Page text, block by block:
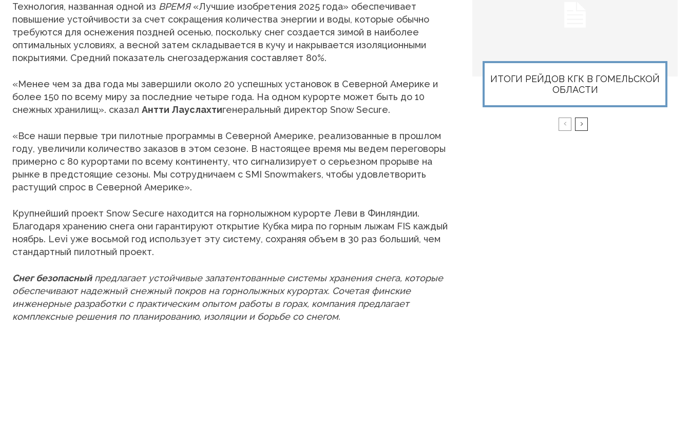
Технология, названная одной из ВРЕМЯ«Лучшие изобретения 2025 года» обеспечивает
повышение устойчивости за счет сокращения количества энергии и воды, которые обычно
требуются для оснежения поздней осенью, поскольку снег создается зимой в наиболее
оптимальных условиях, а весной затем складывается в кучу и накрывается изоляционными
покрытиями. Средний показатель снегозадержания составляет 80%.
«Менее чем за два года мы завершили около 20 успешных установок в Северной Америке и
более 150 по всему миру за последние четыре года. На одном курорте может быть до 10
снежных хранилищ». сказал Антти Лауслахтигенеральный директор Snow Secure.
«Все наши первые три пилотные программы в Северной Америке, реализованные в прошлом
году, увеличили количество заказов в этом сезоне. В настоящее время мы ведем переговоры
примерно с 80 курортами по всему континенту, что сигнализирует о серьезном прорыве на
рынке в предстоящие сезоны. Мы сотрудничаем с SMI Snowmakers, чтобы удовлетворить
растущий спрос в Северной Америке».
Крупнейший проект Snow Secure находится на горнолыжном курорте Леви в Финляндии.
Благодаря хранению снега они гарантируют открытие Кубка мира по горным лыжам FIS каждый
ноябрь. Levi уже восьмой год использует эту систему, сохраняя объем в 30 раз больший, чем
стандартный пилотный проект.
Снег безопасныйпредлагает устойчивые запатентованные системы хранения снега, которые
обеспечивают надежный снежный покров на горнолыжных курортах. Сочетая финские
инженерные разработки с практическим опытом работы в горах, компания предлагает
комплексные решения по планированию, изоляции и борьбе со снегом.
ИТОГИ РЕЙДОВ КГК В ГОМЕЛЬСКОЙ
ОБЛАСТИ